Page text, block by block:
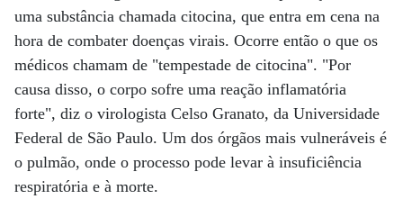
uma substância chamada citocina, que entra em cena na
hora de combater doenças virais. Ocorre então o que os
médicos chamam de "tempestade de citocina". "Por
causa disso, o corpo sofre uma reação inflamatória
forte", diz o virologista Celso Granato, da Universidade
Federal de São Paulo. Um dos órgãos mais vulneráveis é
o pulmão, onde o processo pode levar à insuficiência
respiratória e à morte.